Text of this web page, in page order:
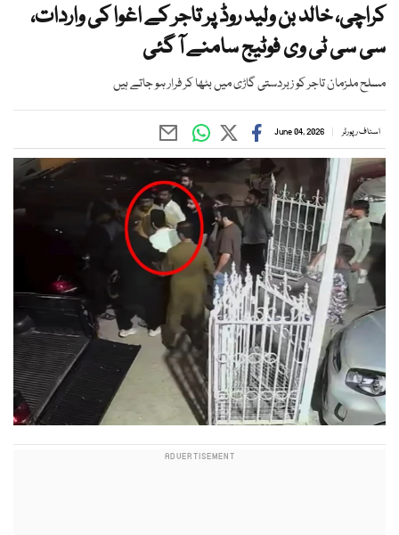
کراچی، خالد بن ولید روڈ پر تاجر کے اغوا کی واردات،
سی سی ٹی وی فوٹیج سامنے آ گئی
مسلح ملزمان تاجر کو زبردستی گاڑی میں بٹھا کر فرار ہو جاتے ہیں
اسٹاف رپورٹر June 04, 2026